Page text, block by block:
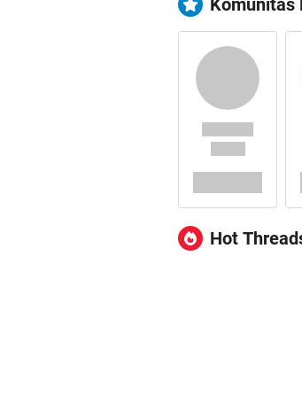
Komunitas
Hot